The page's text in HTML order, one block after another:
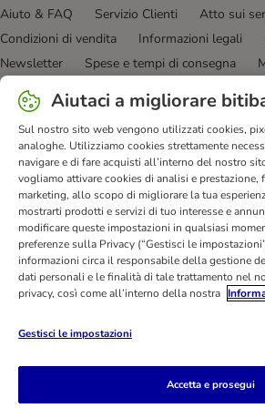
Aiuto & FAQ Servizio Clienti
Atto sui
Condizioni di vendita
Informazioni legali
Newsletter
Spese e tempi di consegna
Modulo tipo di recesso
Opt-out
Programma fedeltà
Sconti &
Dichiarazione di accessibilità
bitiba GmbH 2026
Aiutaci a migliorare
Sul nostro sito web vengono utilizzati cookies,
analoghe. Utilizziamo cookies strettamente
navigare e di fare acquisti all’interno del nostro
vogliamo attivare cookies di analisi e
marketing, allo scopo di migliorare la tua
mostrarti prodotti e servizi di tuo interesse e
modificare queste impostazioni in qualsiasi
preferenze sulla Privacy (“Gestisci le
informazioni circa il responsabile della gestione
dati personali e le finalità di tale trattamento nel
privacy, così come all’interno della nostra
Gestisci le impostazioni
Accetta e prosegui